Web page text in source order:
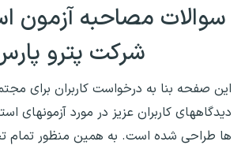
سوالات مصاحبه آزمون
شرکت پترو
این صفحه بنا به درخواست کاربران برای
دیدگاههای کاربران عزیز در مورد آزمونهای
ها طراحی شده است. به همین منظور تمام